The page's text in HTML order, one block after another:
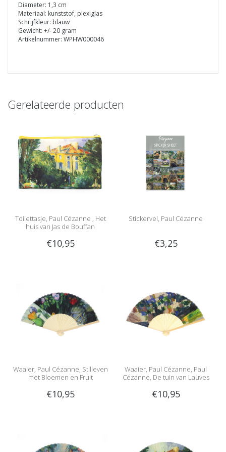
Diameter: 1,3 cm
Materiaal: kunststof, plexiglas
Schrijfkleur: blauw
Gewicht: +/- 20 gram
Artikelnummer: WPHW000046
Gerelateerde producten
Toilettasje, Paul Cézanne , Het
huis van Jas de Bouffan
€10,95
Stickervel, Paul Cézanne
€3,25
Waaier, Paul Cézanne, Stilleven
met Bloemen en Fruit
€10,95
Waaier, Paul Cézanne, Paul
Cézanne, De tuin van Lauves
€10,95